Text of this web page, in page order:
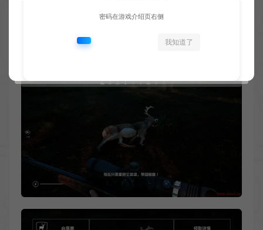
密码在游戏介绍页右侧
我知道了